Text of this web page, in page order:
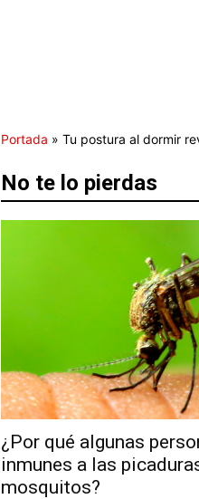
Portada » Tu postura al dormir
No te lo pierdas
¿Por qué algunas
inmunes a las
mosquitos?